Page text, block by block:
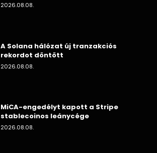
2026.08.08.
A Solana hálózat új tranzakciós
rekordot döntött
2026.08.08.
MiCA-engedélyt kapott a Stripe
stablecoinos leánycége
2026.08.08.